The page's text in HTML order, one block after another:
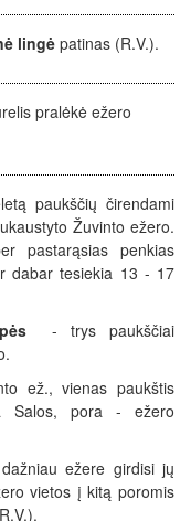
lingė patinas (R.V.).
pralėkė ežero
paukščių čirendami
Žuvinto ežero.
pastarąsias penkias
dabar tesiekia 13 - 17
- trys paukščiai
ež., vienas paukštis
Salos, pora - ežero
ežere girdisi jų
vietos į kitą poromis